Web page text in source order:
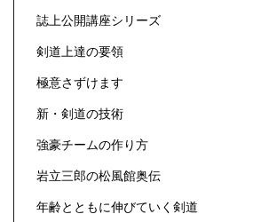
誌上公開講座シリーズ
剣道上達の要領
極意さずけます
新・剣道の技術
強豪チームの作り方
岩立三郎の松風館奥伝
年齢とともに伸びていく剣道